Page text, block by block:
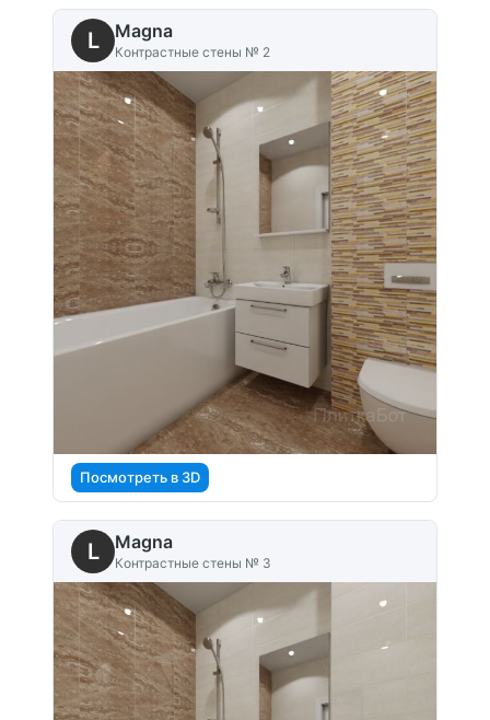
L Magna
Контрастные стены № 2
Посмотреть в 3D
L Magna
Контрастные стены № 3